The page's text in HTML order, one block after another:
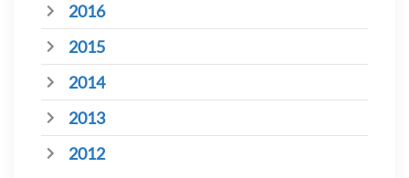
2016
2015
2014
2013
2012